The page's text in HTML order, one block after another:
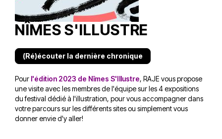
NÎMES S'ILLUSTRE
(Ré)écouter la dernière chronique
Pour l'édition 2023 de Nîmes S'Illustre, RAJE vous propose
une visite avec les membres de l'équipe sur les 4 expositions
du festival dédié à l'illustration, pour vous accompagner dans
votre parcours sur les différents sites ou simplement vous
donner envie d'y aller!